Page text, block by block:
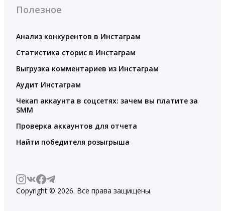
Полезное
Анализ конкурентов в Инстаграм
Статистика сторис в Инстаграм
Выгрузка комментариев из Инстаграм
Аудит Инстаграм
Чекап аккаунта в соцсетях: зачем вы платите за
SMM
Проверка аккаунтов для отчета
Найти победителя розыгрыша
Copyright © 2026. Все права защищены.